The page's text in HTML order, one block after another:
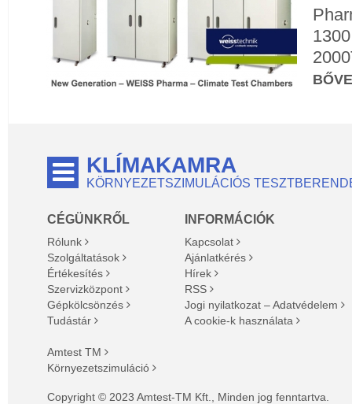
KLÍMAKAMRA
KÖRNYEZETSZIMULÁCIÓS
CÉGÜNKRŐL
Rólunk
Szolgáltatások
Értékesítés
Szervizközpont
Gépkölcsönzés
Tudástár
Amtest TM
Környezetszimuláció
INFORMÁCIÓK
Kapcsolat
Ajánlatkérés
Hírek
RSS
Jogi nyilatkozat – Adatvédelem
A cookie-k használata
Copyright © 2023 Amtest-TM Kft., Minden jog fenntartva.